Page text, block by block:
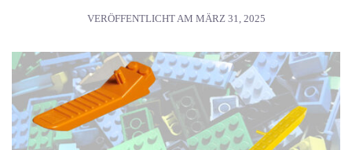
VERÖFFENTLICHT AM MÄRZ 31, 2025